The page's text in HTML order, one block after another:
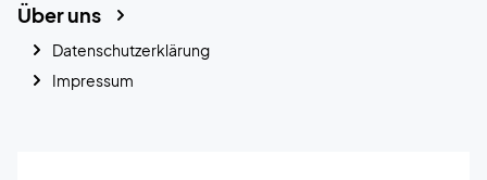
Über uns
Datenschutzerklärung
Impressum